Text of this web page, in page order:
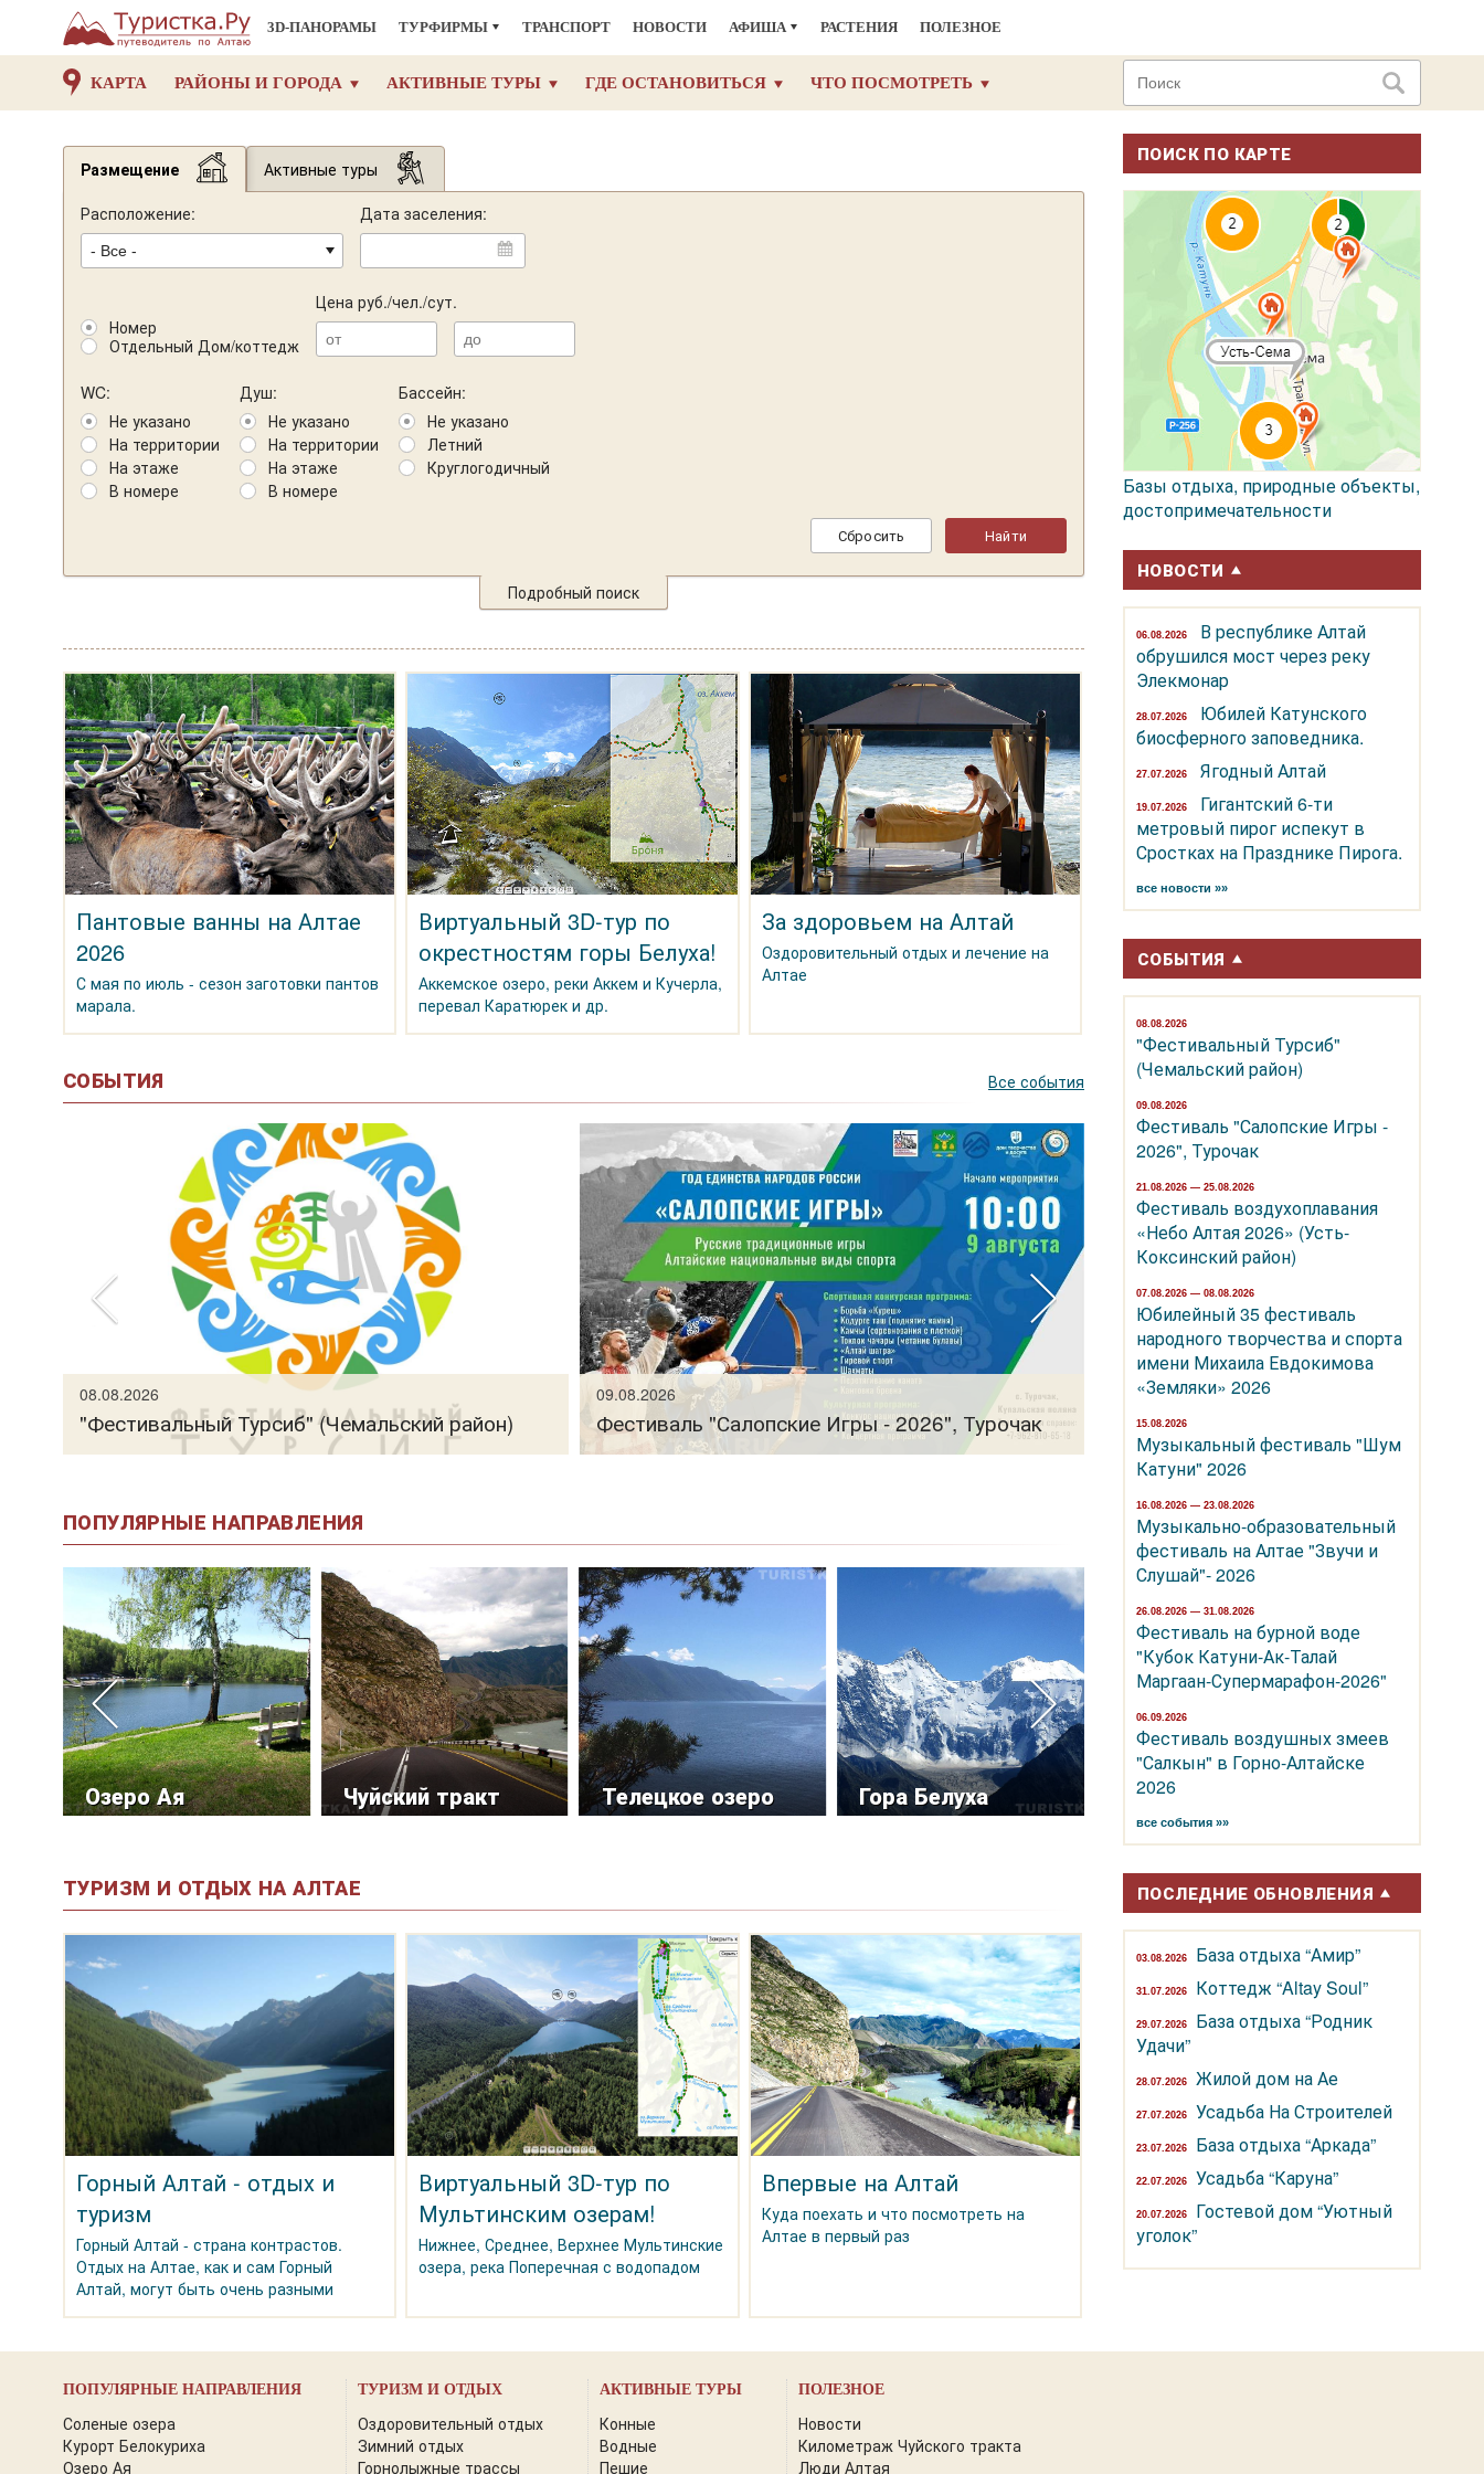
3D-ПАНОРАМЫ ТУРФИРМЫ ТРАНСПОРТ НОВОСТИ АФИША РАСТЕНИЯ ПОЛЕЗНОЕ
КАРТА РАЙОНЫ И ГОРОДА АКТИВНЫЕ ТУРЫ ГДЕ ОСТАНОВИТЬСЯ ЧТО ПОСМОТРЕТЬ
Размещение
Активные туры
Расположение:
Дата заселения:
Номер
Отдельный Дом/коттедж
Цена руб./чел./сут.
WC:
Не указано
На территории
На этаже
В номере
Душ:
Не указано
На территории
На этаже
В номере
Бассейн:
Не указано
Летний
Круглогодичный
Подробный поиск
Пантовые ванны на Алтае
2026
С мая по июль - сезон заготовки пантов
марала.
Виртуальный 3D-тур по
окрестностям горы Белуха!
Аккемское озеро, реки Аккем и Кучерла,
перевал Каратюрек и др.
За здоровьем на Алтай
Оздоровительный отдых и лечение на
Алтае
СОБЫТИЯ Все события
08.08.2026
"Фестивальный Турсиб" (Чемальский район)
09.08.2026
Фестиваль "Салопские Игры - 2026", Турочак
21.08.2026 — 25.08.2026
Фестиваль воздухоплавания «Небо
2026» (Усть-Коксинский район)
ПОПУЛЯРНЫЕ НАПРАВЛЕНИЯ
Озеро Ая Чуйский тракт Телецкое озеро Гора Белуха Чемал
ТУРИЗМ И ОТДЫХ НА АЛТАЕ
Горный Алтай - отдых и
туризм
Горный Алтай - страна контрастов.
Отдых на Алтае, как и сам Горный
Алтай, могут быть очень разными
Виртуальный 3D-тур по
Мультинским озерам!
Нижнее, Среднее, Верхнее Мультинские
озера, река Поперечная с водопадом
Впервые на Алтай
Куда поехать и что посмотреть на
Алтае в первый раз
ПОИСК ПО КАРТЕ
Базы отдыха, природные объекты,
достопримечательности
НОВОСТИ
06.08.2026
В республике Алтай
обрушился мост через реку
Элекмонар
28.07.2026
Юбилей Катунского
биосферного заповедника.
27.07.2026 Ягодный Алтай
19.07.2026
Гигантский 6-ти
метровый пирог испекут в
Сростках на Празднике Пирога.
все новости »»
СОБЫТИЯ
08.08.2026
"Фестивальный Турсиб"
(Чемальский район)
09.08.2026
Фестиваль "Салопские Игры -
2026", Турочак
21.08.2026 — 25.08.2026
Фестиваль воздухоплавания
«Небо Алтая 2026» (Усть-
Коксинский район)
07.08.2026 — 08.08.2026
Юбилейный 35 фестиваль
народного творчества и спорта
имени Михаила Евдокимова
«Земляки» 2026
15.08.2026
Музыкальный фестиваль "Шум
Катуни" 2026
16.08.2026 — 23.08.2026
Музыкально-образовательный
фестиваль на Алтае "Звучи и
Слушай"- 2026
26.08.2026 — 31.08.2026
Фестиваль на бурной воде
"Кубок Катуни-Ак-Талай
Маргаан-Супермарафон-2026"
06.09.2026
Фестиваль воздушных змеев
"Салкын" в Горно-Алтайске
2026
все события »»
ПОСЛЕДНИЕ ОБНОВЛЕНИЯ
03.08.2026 База отдыха “Амир”
31.07.2026 Коттедж “Altay Soul”
29.07.2026
База отдыха “Родник
Удачи”
28.07.2026 Жилой дом на Ае
27.07.2026 Усадьба На Строителей
23.07.2026 База отдыха “Аркада”
22.07.2026 Усадьба “Каруна”
20.07.2026
Гостевой дом “Уютный
уголок”
ПОПУЛЯРНЫЕ НАПРАВЛЕНИЯ
Соленые озера
Курорт Белокуриха
Озеро Ая
ТУРИЗМ И ОТДЫХ
Оздоровительный отдых
Зимний отдых
Горнолыжные трассы
АКТИВНЫЕ ТУРЫ
Конные
Водные
Пешие
ПОЛЕЗНОЕ
Новости
Километраж Чуйского тракта
Люди Алтая